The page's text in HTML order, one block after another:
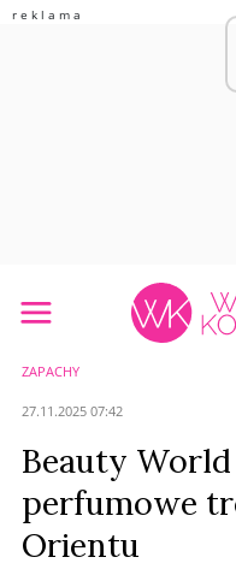
ZAPACHY
27.11.2025 07:42
Beauty World
perfumowe
Orientu